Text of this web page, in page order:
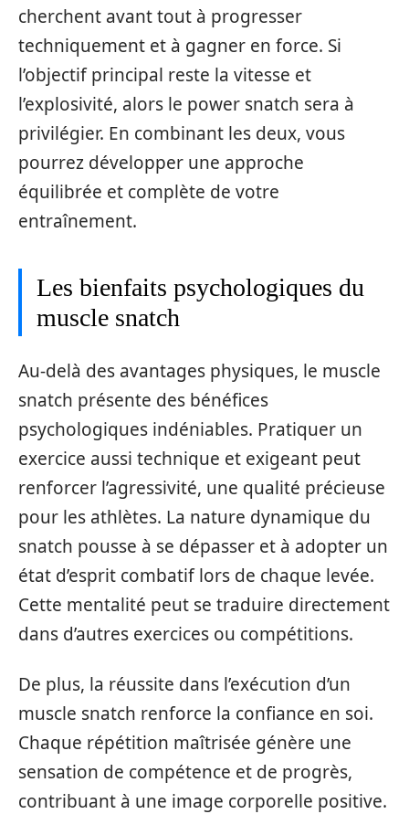
cherchent avant tout à progresser
techniquement et à gagner en force. Si
l’objectif principal reste la vitesse et
l’explosivité, alors le power snatch sera à
privilégier. En combinant les deux, vous
pourrez développer une approche
équilibrée et complète de votre
entraînement.
Les bienfaits psychologiques du
muscle snatch
Au-delà des avantages physiques, le muscle
snatch présente des bénéfices
psychologiques indéniables. Pratiquer un
exercice aussi technique et exigeant peut
renforcer l’agressivité, une qualité précieuse
pour les athlètes. La nature dynamique du
snatch pousse à se dépasser et à adopter un
état d’esprit combatif lors de chaque levée.
Cette mentalité peut se traduire directement
dans d’autres exercices ou compétitions.
De plus, la réussite dans l’exécution d’un
muscle snatch renforce la confiance en soi.
Chaque répétition maîtrisée génère une
sensation de compétence et de progrès,
contribuant à une image corporelle positive.